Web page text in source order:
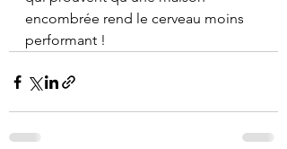
encombrée rend le cerveau moins
performant !